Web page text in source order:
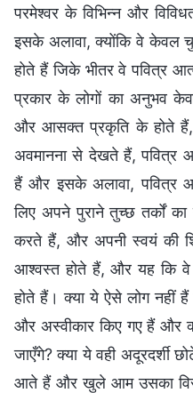
परमेश्वर के विभिन्न और
इसके अलावा, क्योंकि वे केवल
होते हैं जिके भीतर वे पवित्र
प्रकार के लोगों का अनुभव
और आसक्त प्रकृति के होते हैं,
अवमानना से देखते हैं, पवित्र
हैं और इसके अलावा, पवित्र
लिए अपने पुराने तुच्छ तर्कों
करते हैं, और अपनी स्वयं की
आश्वस्त होते हैं, और यह कि वे
होते हैं। क्या ये ऐसे लोग नहीं हैं
और अस्वीकार किए गए हैं और
जाएँगे? क्या ये वही अदूरदर्शी
आते हैं और खुले आम उसका